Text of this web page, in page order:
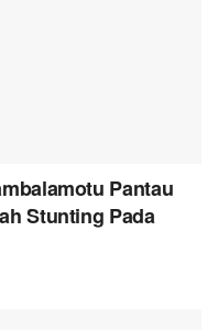
Pantau
Stunting Pada